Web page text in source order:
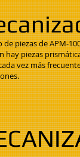
de piezas de APM-
hay piezas
vez más